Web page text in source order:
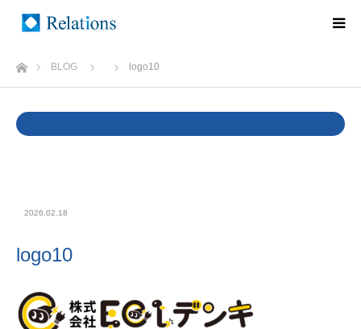
ホームBLOG logo10
2026.02.18
logo10